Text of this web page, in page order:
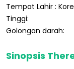
Tempat Lahir :
Tinggi:
Golongan darah:
Sinopsis